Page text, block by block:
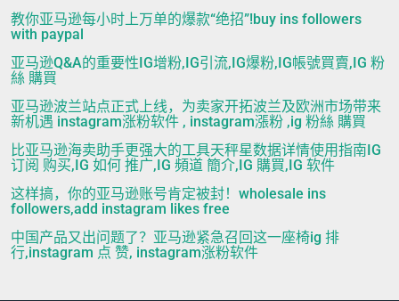
教你亚马逊每小时上万单的爆款“绝招”!buy ins followers
with paypal
亚马逊Q&A的重要性IG增粉,IG引流,IG爆粉,IG帳號買賣,IG 粉
絲 購買
亚马逊波兰站点正式上线，为卖家开拓波兰及欧洲市场带来
新机遇 instagram涨粉软件 , instagram漲粉 ,ig 粉絲 購買
比亚马逊海卖助手更强大的工具天秤星数据详情使用指南IG
订阅 购买,IG 如何 推广,IG 頻道 簡介,IG 購買,IG 软件
这样搞，你的亚马逊账号肯定被封！wholesale ins
followers,add instagram likes free
中国产品又出问题了？亚马逊紧急召回这一座椅ig 排
行,instagram 点 赞, instagram涨粉软件